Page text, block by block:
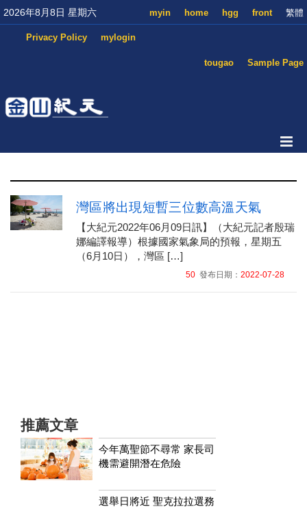
2026年8月8日 星期六 繁體
front
hgg
home
myin
mylogin
Privacy Policy
Sample Page
tougao
灣區將出現短暫三位數高溫天氣
【大紀元2022年06月09日訊】（大紀元記者殷瑞
娜編譯報導）根據國家氣象局的預報，星期五
（6月10日），灣區 […]
50發布日期： 2022-07-28
推薦文章
今年萬聖節不尋常 家長司
機需避開潛在危險
選舉日將近 聖克拉拉選務